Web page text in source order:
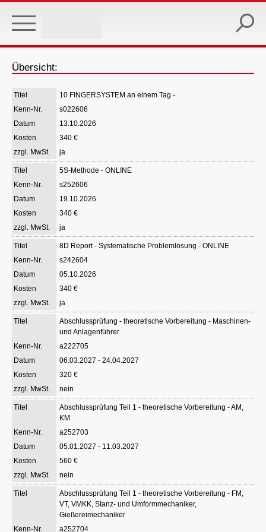
main
Übersicht:
10 FINGERSYSTEM an einem Tag -
s022606
13.10.2026
340 €
ja
5S-Methode - ONLINE
s252606
19.10.2026
340 €
ja
8D Report - Systematische Problemlösung - ONLINE
s242604
05.10.2026
340 €
ja
Abschlussprüfung - theoretische Vorbereitung - Maschinen-
und Anlagenführer
a222705
06.03.2027 - 24.04.2027
320 €
nein
Abschlussprüfung Teil 1 - theoretische Vorbereitung - AM,
KM
a252703
05.01.2027 - 11.03.2027
560 €
nein
Abschlussprüfung Teil 1 - theoretische Vorbereitung - FM,
VT, VMKK, Stanz- und Umformmechaniker,
Gießereimechaniker
a252704